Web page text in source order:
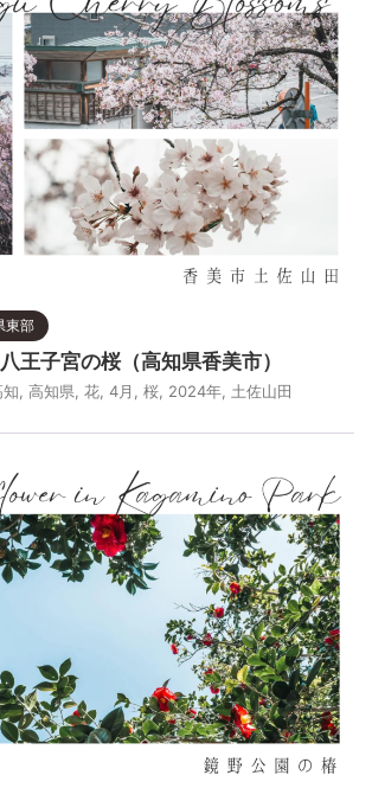
東部
王子宮の桜（高知県香美市）
, 高知県, 花, 4月 , 桜, 2024年, 土佐山田